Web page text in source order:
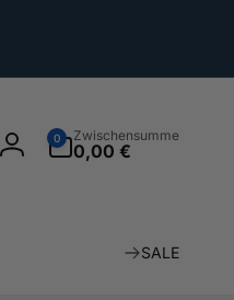
Einloggen
0
Artikel
Zwischensumme
0,00 €
SALE